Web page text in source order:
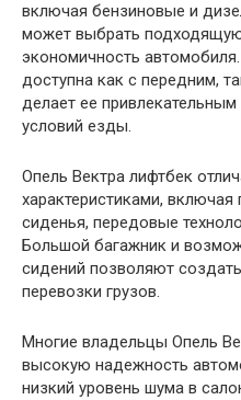
включая бензиновые и
может выбрать
экономичность
доступна как с передним,
делает ее
условий езды.
Опель Вектра лифтбек
характеристиками,
сиденья, передовые
Большой багажник и
сидений позволяют
перевозки грузов.
Многие владельцы Опель
высокую надежность
низкий уровень шума в